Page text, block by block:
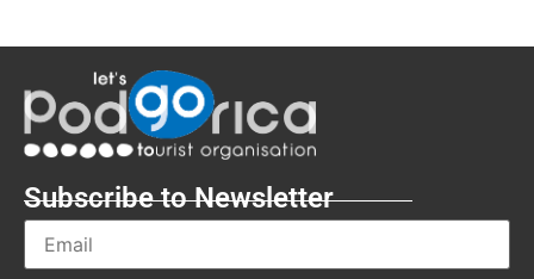
Subscribe to Newsletter